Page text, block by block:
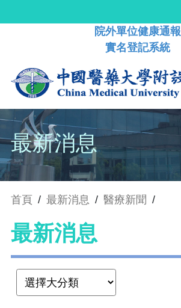
院外單位健康通報
實名登記系統
最新消息
首頁 / 最新消息 / 醫療新聞 /
最新消息